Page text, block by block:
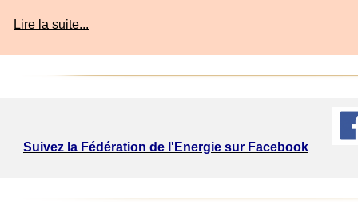
Lire la suite...
Suivez la Fédération de l'Energie sur Facebook